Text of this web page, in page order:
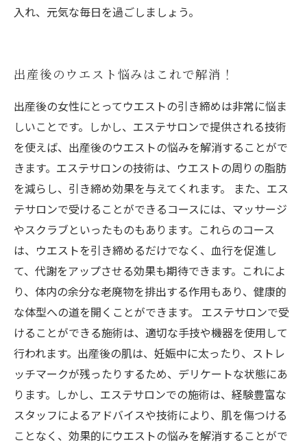
入れ、元気な毎日を過ごしましょう。
出産後のウエスト悩みはこれで解消！
出産後の女性にとってウエストの引き締めは非常に悩ま
しいことです。しかし、エステサロンで提供される技術
を使えば、出産後のウエストの悩みを解消することがで
きます。エステサロンの技術は、ウエストの周りの脂肪
を減らし、引き締め効果を与えてくれます。 また、エス
テサロンで受けることができるコースには、マッサージ
やスクラブといったものもあります。これらのコース
は、ウエストを引き締めるだけでなく、血行を促進し
て、代謝をアップさせる効果も期待できます。これによ
り、体内の余分な老廃物を排出する作用もあり、健康的
な体型への道を開くことができます。 エステサロンで受
けることができる施術は、適切な手技や機器を使用して
行われます。出産後の肌は、妊娠中に太ったり、ストレ
ッチマークが残ったりするため、デリケートな状態にあ
ります。しかし、エステサロンでの施術は、経験豊富な
スタッフによるアドバイスや技術により、肌を傷つける
ことなく、効果的にウエストの悩みを解消することがで